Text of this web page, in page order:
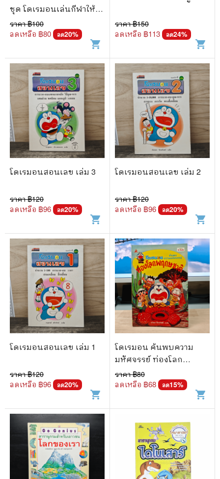
ชุด โดเรมอนเล่นกีฬาให้
สนุก
ราคา ฿100
ลดเหลือ ฿80 ลด20%
shopping_cart
ราคา ฿150
ลดเหลือ ฿113 ลด24%
shopping_cart
โดเรมอนสอนเลข เล่ม 3
ราคา ฿120
ลดเหลือ ฿96 ลด20%
shopping_cart
โดเรมอนสอนเลข เล่ม 2
ราคา ฿120
ลดเหลือ ฿96 ลด20%
shopping_cart
โดเรมอนสอนเลข เล่ม 1
ราคา ฿120
ลดเหลือ ฿96 ลด20%
shopping_cart
โดเรมอน ค้นพบความ
มหัศจรรย์ ท่องโลก
พฤกษชาติ
ราคา ฿80
ลดเหลือ ฿68 ลด15%
shopping_cart